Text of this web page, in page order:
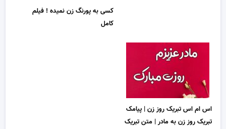
کسی به پورنگ زن نمیده ! فیلم
کامل
اس ام اس تبریک روز زن | پیامک
تبریک روز زن به مادر | متن تبریک